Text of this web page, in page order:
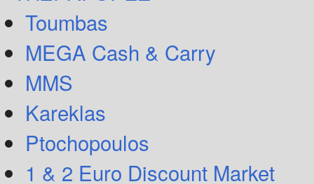
Toumbas
MEGA Cash & Carry
MMS
Kareklas
Ptochopoulos
1 & 2 Euro Discount Market